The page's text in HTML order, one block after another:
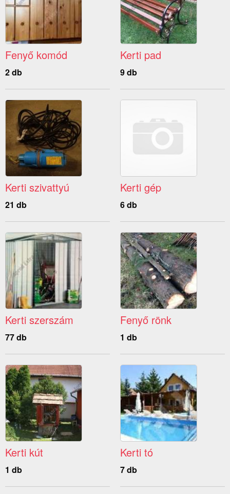
Fenyő komód
2 db
Kerti pad
9 db
Kerti szivattyú
21 db
Kerti gép
6 db
Kerti szerszám
77 db
Fenyő rönk
1 db
Kerti kút
1 db
Kerti tó
7 db